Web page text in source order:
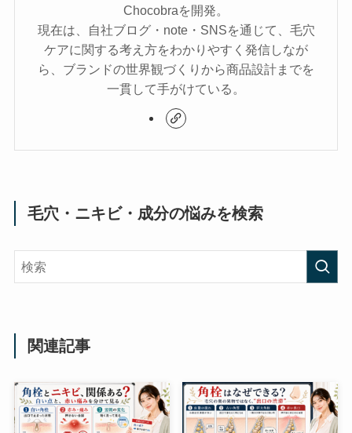
Chocobraを開発。
現在は、自社ブログ・note・SNSを通じて、毛穴
ケアに関する考え方をわかりやすく発信しなが
ら、ブランドの世界観づくりから商品設計までを
一貫して手がけている。
毛穴・ニキビ・成分の悩みを検索
関連記事